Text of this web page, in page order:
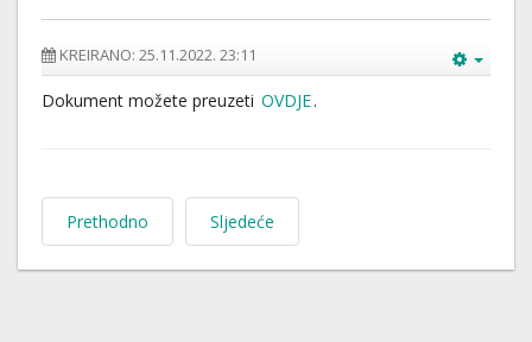
KREIRANO: 25.11.2022. 23:11
Dokument možete preuzeti OVDJE.
Prethodno Sljedeće